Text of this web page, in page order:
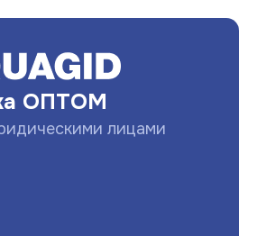
ОПТОМ
лицами